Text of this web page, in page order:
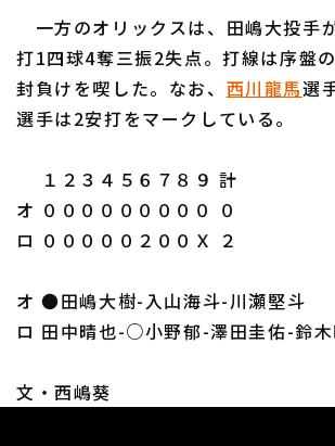
特定商取引法の表示 アルバイト募
一方のオリックスは、田嶋大投手
打1四球4奪三振2失点。打線は序盤
封負けを喫した。なお、 西川龍馬選
選手は2安打をマークしている。
１２３４５６７８９ 計
オ ０００００００００ ０
ロ ０００００２００Ｘ ２
オ ●田嶋大樹-入山海斗-川瀬堅斗
ロ 田中晴也-○小野郁-澤田圭佑-鈴
文・西嶋葵